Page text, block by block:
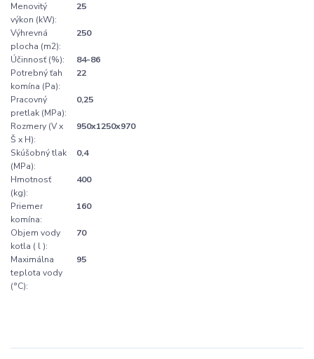
Menovitý
výkon (kW):
25
Výhrevná
plocha (m2):
250
Účinnosť (%):
84-86
Potrebný ťah
komína (Pa):
22
Pracovný
pretlak (MPa):
0,25
Rozmery (V x
Š x H):
950x1250x970
Skúšobný tlak
(MPa):
0,4
Hmotnosť
(kg):
400
Priemer
komína:
160
Objem vody
kotla ( l ):
70
Maximálna
teplota vody
(°C):
95